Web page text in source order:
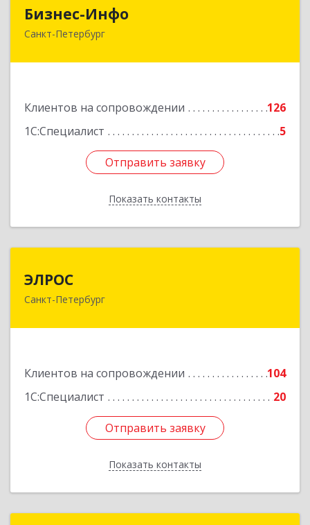
Бизнес-Инфо
Санкт-Петербург
Клиентов на сопровождении
126
1С:Специалист
5
Отправить заявку
Показать контакты
191119, Санкт-Петербург г, Константина
Подробнее
Отправить заявку
Назад
ЭЛРОС
Санкт-Петербург
Клиентов на сопровождении
104
1С:Специалист
20
Отправить заявку
Показать контакты
191024, Санкт-Петербург г, Тележная ул, дом №
Отправить заявку
Назад